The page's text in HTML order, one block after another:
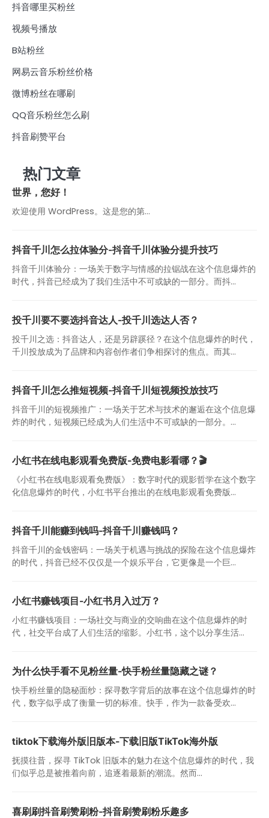
抖音哪里买粉丝
视频号播放
B站粉丝
网易云音乐粉丝价格
微博粉丝在哪刷
QQ音乐粉丝怎么刷
抖音刷赞平台
热门文章
世界，您好！
欢迎使用 WordPress。这是您的第…
抖音千川怎么拉体验分-抖音千川体验分提升技巧
抖音千川体验分：一场关于数字与情感的拉锯战在这个信息爆炸的
时代，抖音已经成为了我们生活中不可或缺的一部分。而抖...
投千川要不要选抖音达人-投千川选达人否？
投千川之选：抖音达人，还是另辟蹊径？在这个信息爆炸的时代，
千川投放成为了品牌和内容创作者们争相探讨的焦点。而其...
抖音千川怎么推短视频-抖音千川短视频投放技巧
抖音千川的短视频推广：一场关于艺术与技术的邂逅在这个信息爆
炸的时代，短视频已经成为人们生活中不可或缺的一部分。...
小红书在线电影观看免费版-免费电影看哪？🎬
《小红书在线电影观看免费版》：数字时代的观影哲学在这个数字
化信息爆炸的时代，小红书平台推出的在线电影观看免费版...
抖音千川能赚到钱吗-抖音千川赚钱吗？
抖音千川的金钱密码：一场关于机遇与挑战的探险在这个信息爆炸
的时代，抖音已经不仅仅是一个娱乐平台，它更像是一个巨...
小红书赚钱项目-小红书月入过万？
小红书赚钱项目：一场社交与商业的交响曲在这个信息爆炸的时
代，社交平台成了人们生活的缩影。小红书，这个以分享生活...
为什么快手看不见粉丝量-快手粉丝量隐藏之谜？
快手粉丝量的隐秘面纱：探寻数字背后的故事在这个信息爆炸的时
代，数字似乎成了衡量一切的标准。快手，作为一款备受欢...
tiktok下载海外版旧版本-下载旧版TikTok海外版
抚摸往昔，探寻 TikTok 旧版本的魅力在这个信息爆炸的时代，我
们似乎总是被推着向前，追逐着最新的潮流。然而...
喜刷刷抖音刷赞刷粉-抖音刷赞刷粉乐趣多